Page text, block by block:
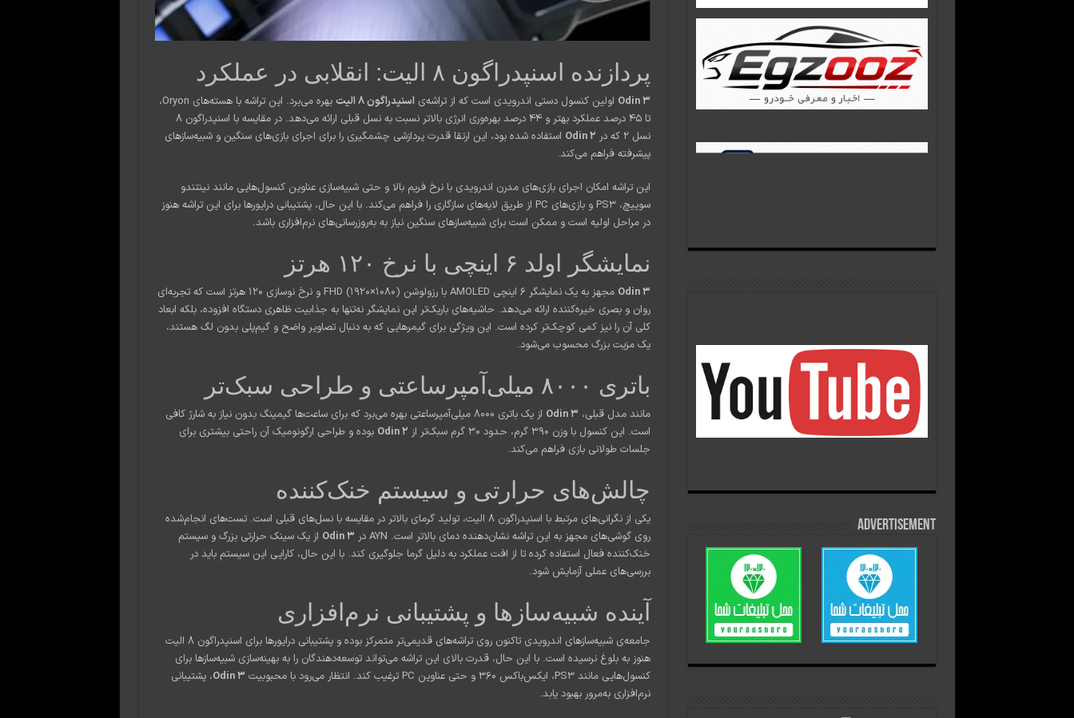
پردازنده اسنپدراگون ۸ الیت: انقلابی در عملکرد
Odin 3 اولین کنسول دستی اندرویدی است که از تراشه‌ی اسنپدراگون ۸ الیت
بهره می‌برد. این تراشه با هسته‌های Oryon،
تا ۴۵ درصد عملکرد بهتر و ۴۴ درصد بهره‌وری انرژی بالاتر نسبت به نسل قبلی ارائه می‌دهد. در مقایسه با اسنپدراگون ۸
نسل ۲ که در
Odin 2 استفاده شده بود، این ارتقا قدرت پردازشی چشمگیری را برای اجرای بازی‌های سنگین و شبیه‌سازهای
پیشرفته فراهم می‌کند.
این تراشه امکان اجرای بازی‌های مدرن اندرویدی با نرخ فریم بالا و حتی شبیه‌سازی عناوین کنسول‌هایی مانند نینتندو
سوییچ، PS3 و بازی‌های PC از طریق لایه‌های سازگاری را فراهم می‌کند. با این حال، پشتیبانی درایورها برای این تراشه هنوز
در مراحل اولیه است و ممکن است برای شبیه‌سازهای سنگین نیاز به به‌روزرسانی‌های نرم‌افزاری باشد.
نمایشگر اولد ۶ اینچی با نرخ ۱۲۰ هرتز
Odin 3
مجهز به یک نمایشگر ۶ اینچی AMOLED با رزولوشن FHD (1920×1080) و نرخ نوسازی ۱۲۰ هرتز است که تجربه‌ای
روان و بصری خیره‌کننده ارائه می‌دهد. حاشیه‌های باریک‌تر این نمایشگر نه‌تنها به جذابیت ظاهری دستگاه افزوده، بلکه ابعاد
کلی آن را نیز کمی کوچک‌تر کرده است. این ویژگی برای گیمرهایی که به دنبال تصاویر واضح و گیم‌پلی بدون لگ هستند،
یک مزیت بزرگ محسوب می‌شود.
باتری ۸۰۰۰ میلی‌آمپرساعتی و طراحی سبک‌تر
مانند مدل قبلی، Odin 3
از یک باتری ۸۰۰۰ میلی‌آمپرساعتی بهره می‌برد که برای ساعت‌ها گیمینگ بدون نیاز به شارژ کافی
است. این کنسول با وزن ۳۹۰ گرم، حدود ۳۰ گرم سبک‌تر از
Odin 2 بوده و طراحی ارگونومیک آن راحتی بیشتری برای
جلسات طولانی بازی فراهم می‌کند.
چالش‌های حرارتی و سیستم خنک‌کننده
یکی از نگرانی‌های مرتبط با اسنپدراگون ۸ الیت، تولید گرمای بالاتر در مقایسه با نسل‌های قبلی است. تست‌های انجام‌شده
روی گوشی‌های مجهز به این تراشه نشان‌دهنده دمای بالاتر است. AYN در
Odin 3 از یک سینک حرارتی بزرگ و سیستم
خنک‌کننده فعال استفاده کرده تا از افت عملکرد به دلیل گرما جلوگیری کند. با این حال، کارایی این سیستم باید در
بررسی‌های عملی آزمایش شود.
آینده شبیه‌سازها و پشتیبانی نرم‌افزاری
جامعه‌ی شبیه‌سازهای اندرویدی تاکنون روی تراشه‌های قدیمی‌تر متمرکز بوده و پشتیبانی درایورها برای اسنپدراگون ۸ الیت
هنوز به بلوغ نرسیده است. با این حال، قدرت بالای این تراشه می‌تواند توسعه‌دهندگان را به بهینه‌سازی شبیه‌سازها برای
کنسول‌هایی مانند PS3، ایکس‌باکس ۳۶۰ و حتی عناوین PC ترغیب کند. انتظار می‌رود با محبوبیت
Odin 3، پشتیبانی
نرم‌افزاری به‌مرور بهبود یابد.
Advertisement